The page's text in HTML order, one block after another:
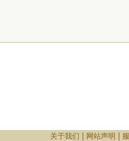
关于我们 网站声明